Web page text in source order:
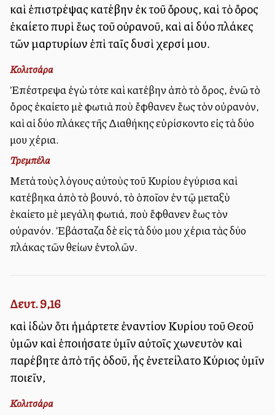
καὶ ἐπιστρέψας κατέβην ἐκ τοῦ ὄρους, καὶ τὸ ὄρος
ἐκαίετο πυρὶ ἕως τοῦ οὐρανοῦ, καὶ αἱ δύο πλάκες
τῶν μαρτυρίων ἐπὶ ταῖς δυσὶ χερσί μου.
Κολιτσάρα
Ἐπέστρεψα ἐγὼ τότε καὶ κατέβην ἀπὸ τὸ ὄρος, ἐνῶ τὸ
ὄρος ἐκαίετο μὲ φωτιὰ ποὺ ἔφθανεν ἕως τὸν οὐρανόν,
καὶ αἱ δύο πλάκες τῆς Διαθήκης εὑρίσκοντο εἰς τὰ δύο
μου χέρια.
Τρεμπέλα
Μετὰ τοὺς λόγους αὐτοὺς τοῦ Κυρίου ἐγύρισα καὶ
κατέβηκα ἀπὸ τὸ βουνό, τὸ ὁποῖον ἐν τῷ μεταξὺ
ἐκαίετο μὲ μεγάλη φωτιά, ποὺ ἔφθανεν ἕως τὸν
οὐρανόν. Ἐβάσταζα δὲ εἰς τὰ δύο μου χέρια τὰς δύο
πλάκας τῶν θείων ἐντολῶν.
Δευτ. 9,16
καὶ ἰδὼν ὅτι ἡμάρτετε ἐναντίον Κυρίου τοῦ Θεοῦ
ὑμῶν καὶ ἐποιήσατε ὑμῖν αὐτοῖς χωνευτὸν καὶ
παρέβητε ἀπὸ τῆς ὁδοῦ, ἧς ἐνετείλατο Κύριος ὑμῖν
ποιεῖν,
Κολιτσάρα